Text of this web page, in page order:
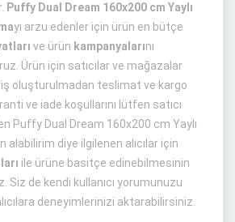
Puffy Dual Dream 160x200 cm Yaylı
yı arzu edenler için ürün en bütçe
ve ürün kampanyalarını
Ürün için satıcılar ve mağazalar
oluşturulmadan teslimat ve kargo
ve iade koşullarını lütfen satıcı
Puffy Dual Dream 160x200 cm Yaylı
alabilirim diye ilgilenen alıcılar için
ile ürüne basitçe edinebilmesinin
Siz de kendi kullanıcı yorumunuzu
deneyimlerinizi aktarabilirsiniz.